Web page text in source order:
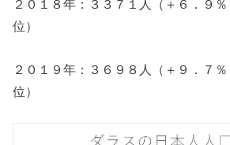
２０１８年：３３７１人（＋６．９
位）
２０１９年：３６９８人（＋９．７
位）